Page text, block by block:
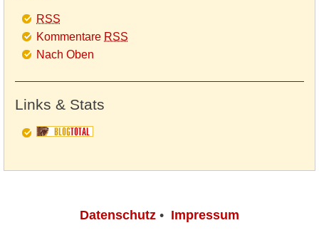
RSS
Kommentare RSS
Nach Oben
Links & Stats
Datenschutz • Impressum